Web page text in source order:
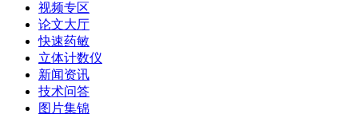
视频专区
论文大厅
快速药敏
立体计数仪
新闻资讯
技术问答
图片集锦